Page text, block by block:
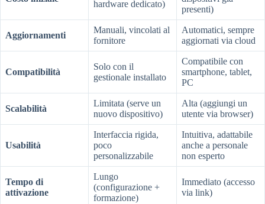
hardware dedicato)
presenti)
Aggiornamenti
Manuali, vincolati al
fornitore
Automatici, sempre
aggiornati via cloud
Compatibilità
Solo con il
gestionale installato
Compatibile con
smartphone, tablet,
PC
Scalabilità
Limitata (serve un
nuovo dispositivo)
Alta (aggiungi un
utente via browser)
Usabilità
Interfaccia rigida,
poco
personalizzabile
Intuitiva, adattabile
anche a personale
non esperto
Tempo di
attivazione
Lungo
(configurazione +
formazione)
Immediato (accesso
via link)